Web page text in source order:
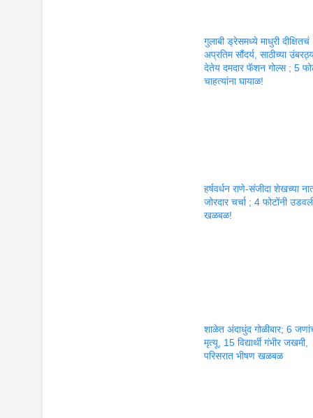
गुलाबी ड्रेसमध्ये माधुरी दीक्षितचं
अप्रतिम सौंदर्य, साठीच्या
देतेय दमदार फॅशन गोल्स ; 5
चाहत्यांना घायाळ!
हर्षवर्धन राणे-संजीदा शेखच्या
जोरदार चर्चा ; 4 फोटोंनी
खळबळ!
शाळेत अंदाधुंद गोळीबार; 6
मृत्यू, 15 विद्यार्थी गंभीर जखमी,
परिसरात भीषण खळबळ